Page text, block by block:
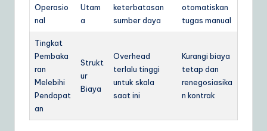
Operasio
nal
Utam
a
keterbatasan
sumber daya
otomatiskan
tugas manual
Tingkat
Pembaka
ran
Melebihi
Pendapat
an
Strukt
ur
Biaya
Overhead
terlalu tinggi
untuk skala
saat ini
Kurangi biaya
tetap dan
renegosiasika
n kontrak